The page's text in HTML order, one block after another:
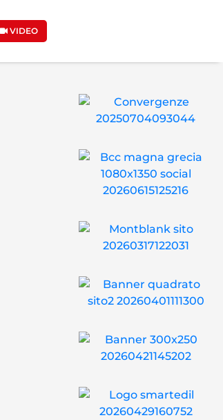
VIDEO